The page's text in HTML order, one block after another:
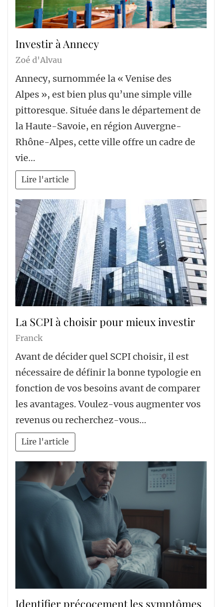
Investir à Annecy
Zoé d'Alvau
Annecy, surnommée la « Venise des
Alpes », est bien plus qu’une simple ville
pittoresque. Située dans le département de
la Haute-Savoie, en région Auvergne-
Rhône-Alpes, cette ville offre un cadre de
vie…
Lire l'article
La SCPI à choisir pour mieux investir
Franck
Avant de décider quel SCPI choisir, il est
nécessaire de définir la bonne typologie en
fonction de vos besoins avant de comparer
les avantages. Voulez-vous augmenter vos
revenus ou recherchez-vous…
Lire l'article
Identifier précocement les symptômes